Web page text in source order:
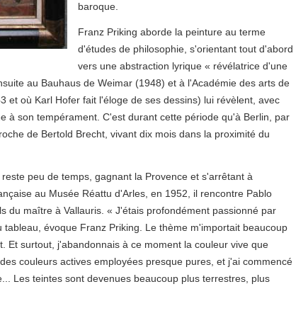
baroque.
Franz Priking aborde la peinture au terme
d'études de philosophie, s'orientant tout d'abord
vers une abstraction lyrique « révélatrice d'une
au Bauhaus de Weimar (1948) et à l'Académie des arts de
et où Karl Hofer fait l'éloge de ses dessins) lui révèlent, avec
à son tempérament. C'est durant cette période qu'à Berlin, par
de Bertold Brecht, vivant dix mois dans la proximité du
peu de temps, gagnant la Provence et s'arrêtant à
au Musée Réattu d'Arles, en 1952, il rencontre Pablo
du maître à Vallauris. « J'étais profondément passionné par
évoque Franz Priking. Le thème m'importait beaucoup
Et surtout, j'abandonnais à ce moment la couleur vive que
couleurs actives employées presque pures, et j'ai commencé
Les teintes sont devenues beaucoup plus terrestres, plus